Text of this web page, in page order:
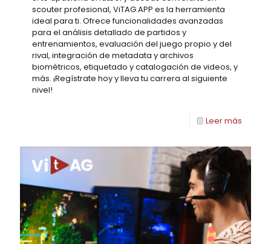
scouter profesional, ViTAG.APP es la herramienta
ideal para ti. Ofrece funcionalidades avanzadas
para el análisis detallado de partidos y
entrenamientos, evaluación del juego propio y del
rival, integración de metadata y archivos
biométricos, etiquetado y catalogación de videos, y
más. ¡Regístrate hoy y lleva tu carrera al siguiente
nivel!
Leer más